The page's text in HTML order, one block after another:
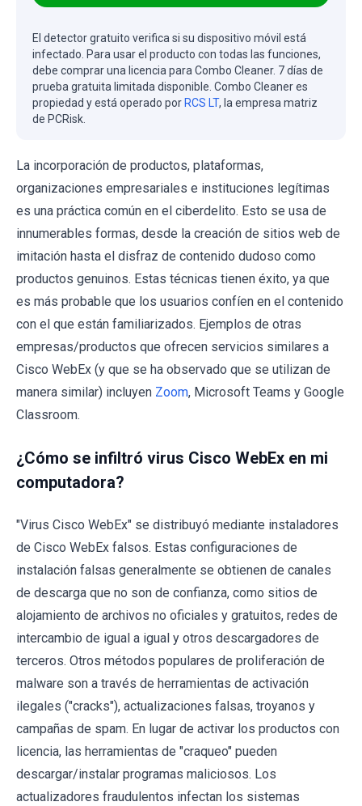
El detector gratuito verifica si su dispositivo móvil está
infectado. Para usar el producto con todas las funciones,
debe comprar una licencia para Combo Cleaner. 7 días de
prueba gratuita limitada disponible. Combo Cleaner es
propiedad y está operado por RCS LT, la empresa matriz
de PCRisk.
La incorporación de productos, plataformas,
organizaciones empresariales e instituciones legítimas
es una práctica común en el ciberdelito. Esto se usa de
innumerables formas, desde la creación de sitios web de
imitación hasta el disfraz de contenido dudoso como
productos genuinos. Estas técnicas tienen éxito, ya que
es más probable que los usuarios confíen en el contenido
con el que están familiarizados. Ejemplos de otras
empresas/productos que ofrecen servicios similares a
Cisco WebEx (y que se ha observado que se utilizan de
manera similar) incluyen Zoom, Microsoft Teams y Google
Classroom.
¿Cómo se infiltró virus Cisco WebEx en mi
computadora?
"Virus Cisco WebEx" se distribuyó mediante instaladores
de Cisco WebEx falsos. Estas configuraciones de
instalación falsas generalmente se obtienen de canales
de descarga que no son de confianza, como sitios de
alojamiento de archivos no oficiales y gratuitos, redes de
intercambio de igual a igual y otros descargadores de
terceros. Otros métodos populares de proliferación de
malware son a través de herramientas de activación
ilegales ("cracks"), actualizaciones falsas, troyanos y
campañas de spam. En lugar de activar los productos con
licencia, las herramientas de "craqueo" pueden
descargar/instalar programas maliciosos. Los
actualizadores fraudulentos infectan los sistemas